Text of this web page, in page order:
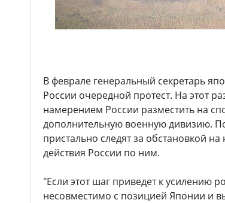
В феврале генеральный секретарь
России очередной протест. На этот
намерением России разместить на
дополнительную военную дивизию.
пристально следят за обстановкой
действия России по ним.
"Если этот шаг приведет к усилению
несовместимо с позицией Японии и